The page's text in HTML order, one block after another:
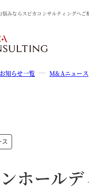
みならスピカコンサルティングへご
お知らせ一覧 M&Aニュース
ス
ホール